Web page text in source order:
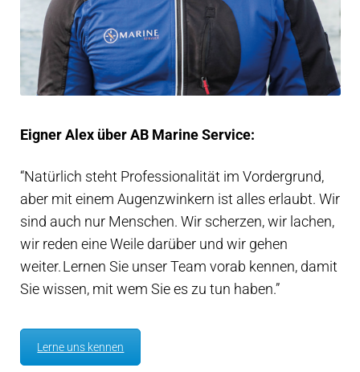
Eigner Alex über AB Marine Service:
“Natürlich steht Professionalität im Vordergrund,
aber mit einem Augenzwinkern ist alles erlaubt. Wir
sind auch nur Menschen. Wir scherzen, wir lachen,
wir reden eine Weile darüber und wir gehen
weiter. Lernen Sie unser Team vorab kennen, damit
Sie wissen, mit wem Sie es zu tun haben.”
Lerne uns kennen